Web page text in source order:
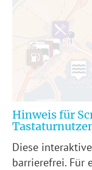
Hinweis für
Diese
barrierefrei. Für